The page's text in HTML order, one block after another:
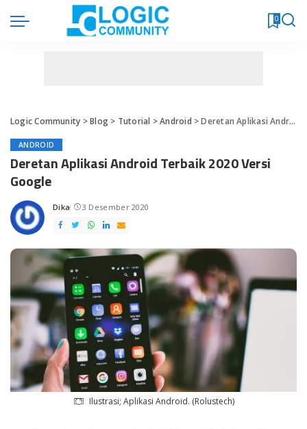
0
Logic Community >Blog> Tutorial >Android >Deretan Aplikasi Android Terbaik 2020 Versi Google
ANDROID
Deretan Aplikasi Android Terbaik 2020 Versi
Google
Posted
by
Dika 3 Desember 2020
Ilustrasi; Aplikasi Android. (Rolustech)